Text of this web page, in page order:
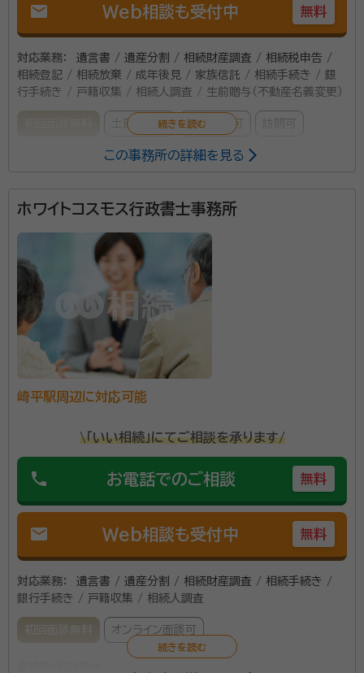
mail Web相談も受付中 無料
対応業務：
遺言書 / 遺産分割 / 相続財産調査 / 相続税申告 /
相続登記 / 相続放棄 / 成年後見 / 家族信託 / 相続手続き / 銀
行手続き / 戸籍収集 / 相続人調査 / 生前贈与（不動産名義変更）
土日相談可 電話相談可 訪問可
オンライン面談可
オフィスは、国1バイパス広幡インターから 車で3分のと
ころにあります。 おかげさまで累計で無料相談は７００
件を超えました。 その内、３００件以上の相続手続きを
お任せいただき、 地域のみなさまのお役に立つことが
できています。 司法書士・税理士・弁護士・不動産会社・
事業者と共に 相続の問題解決をすすめています。 無料
相談会の対象になる方は２種類あります ①相続手続き
方も是非無料相談をお使いください。
所属団体： 静岡県行政書士会
この事務所の詳細を見る
ホワイトコスモス行政書士事務所
崎平駅周辺に対応可能
\「いい相続」にてご相談を承ります/
phone お電話でのご相談 無料
mail Web相談も受付中 無料
対応業務：
遺言書 / 遺産分割 / 相続財産調査 / 相続手続き /
銀行手続き / 戸籍収集 / 相続人調査
初回面談無料 オンライン面談可